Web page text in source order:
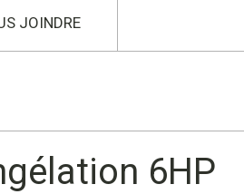
JOINDRE
6HP